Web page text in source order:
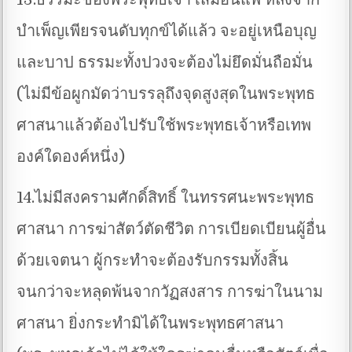
บำเพ็ญเพียรจนดับทุกข์ได้แล้ว จะอยู่เหนือบุญ
และบาป ธรรมะทั้งปวงจะต้องไม่ยึดมั่นถือมั่น
(ไม่มีข้อผูกมัดว่าบรรลุถึงจุดสูงสุดในพระพุทธ
ศาสนาแล้วต้องไปรับใช้พระพุทธเจ้าหรือเทพ
องค์ใดองค์หนึ่ง)
14.ไม่มีสงครามศักดิ์สิทธิ์ ในทรรศนะพระพุทธ
ศาสนา การฆ่าสัตว์ตัดชีวิต การเบียดเบียนผู้อื่น
ด้วยเจตนา ผู้กระทำจะต้องรับกรรมทั้งสิ้น
จนกว่าจะหลุดพ้นจากวัฏสงสาร การฆ่าในนาม
ศาสนา ยิ่งกระทำมิได้ในพระพุทธศาสนา